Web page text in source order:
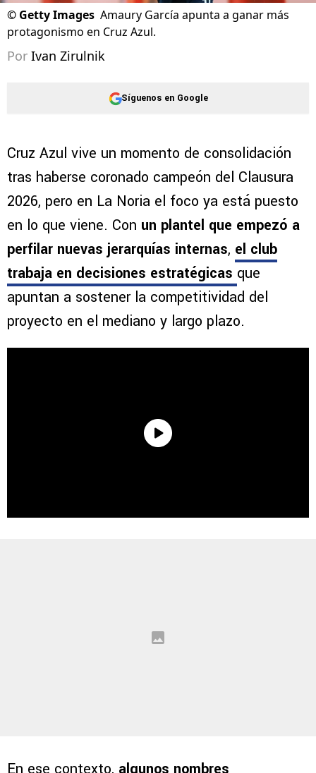
© Getty Images Amaury García apunta a ganar más
protagonismo en Cruz Azul.
Por Ivan Zirulnik
Síguenos en Google
Cruz Azul vive un momento de consolidación
tras haberse coronado campeón del Clausura
2026, pero en La Noria el foco ya está puesto
en lo que viene. Con un plantel que empezó a
perfilar nuevas jerarquías internas, el club
trabaja en decisiones estratégicas que
apuntan a sostener la competitividad del
proyecto en el mediano y largo plazo.